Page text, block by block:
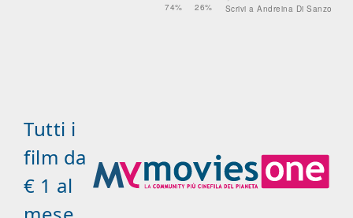
74% 26% Scrivi a Andreina Di Sanzo
Tutti i
film da
€ 1 al